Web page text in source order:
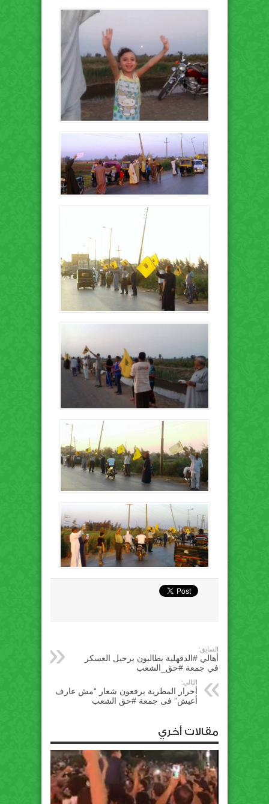
السابق:
أهالي #الدقهلية يطالبون يرحيل العسكر
في جمعة #حق_الشعب
التالي:
أحرار المطرية يرفعون شعار “مش عارف
أعيش” فى جمعة #حق الشعب
مقالات أخري